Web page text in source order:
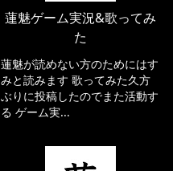
蓮魅ゲーム実況&歌ってみ
た
蓮魅が読めない方のためにはす
みと読みます 歌ってみた久方
ぶりに投稿したのでまた活動す
る ゲーム実...